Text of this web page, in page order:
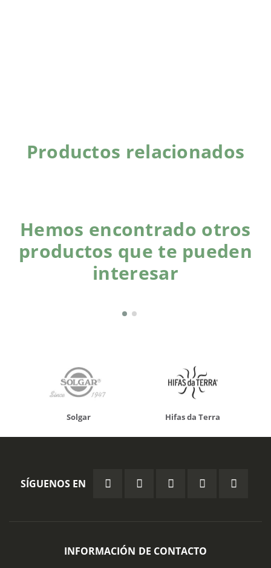
Productos relacionados
Hemos encontrado otros
productos que te pueden
interesar
Solgar Hifas da Terra
SÍGUENOS EN
INFORMACIÓN DE CONTACTO